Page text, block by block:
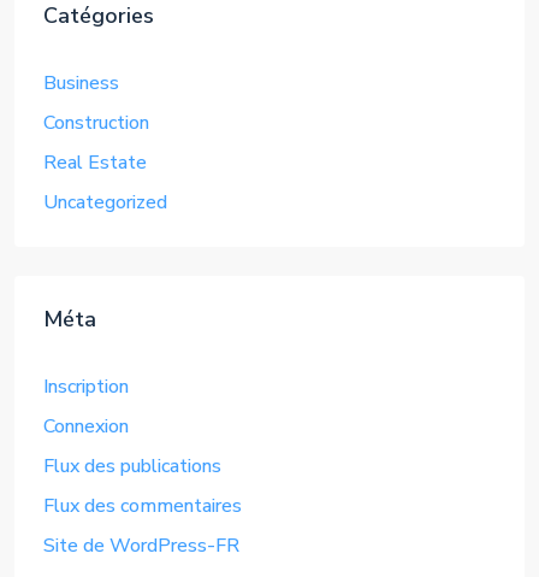
Catégories
Business
Construction
Real Estate
Uncategorized
Méta
Inscription
Connexion
Flux des publications
Flux des commentaires
Site de WordPress-FR